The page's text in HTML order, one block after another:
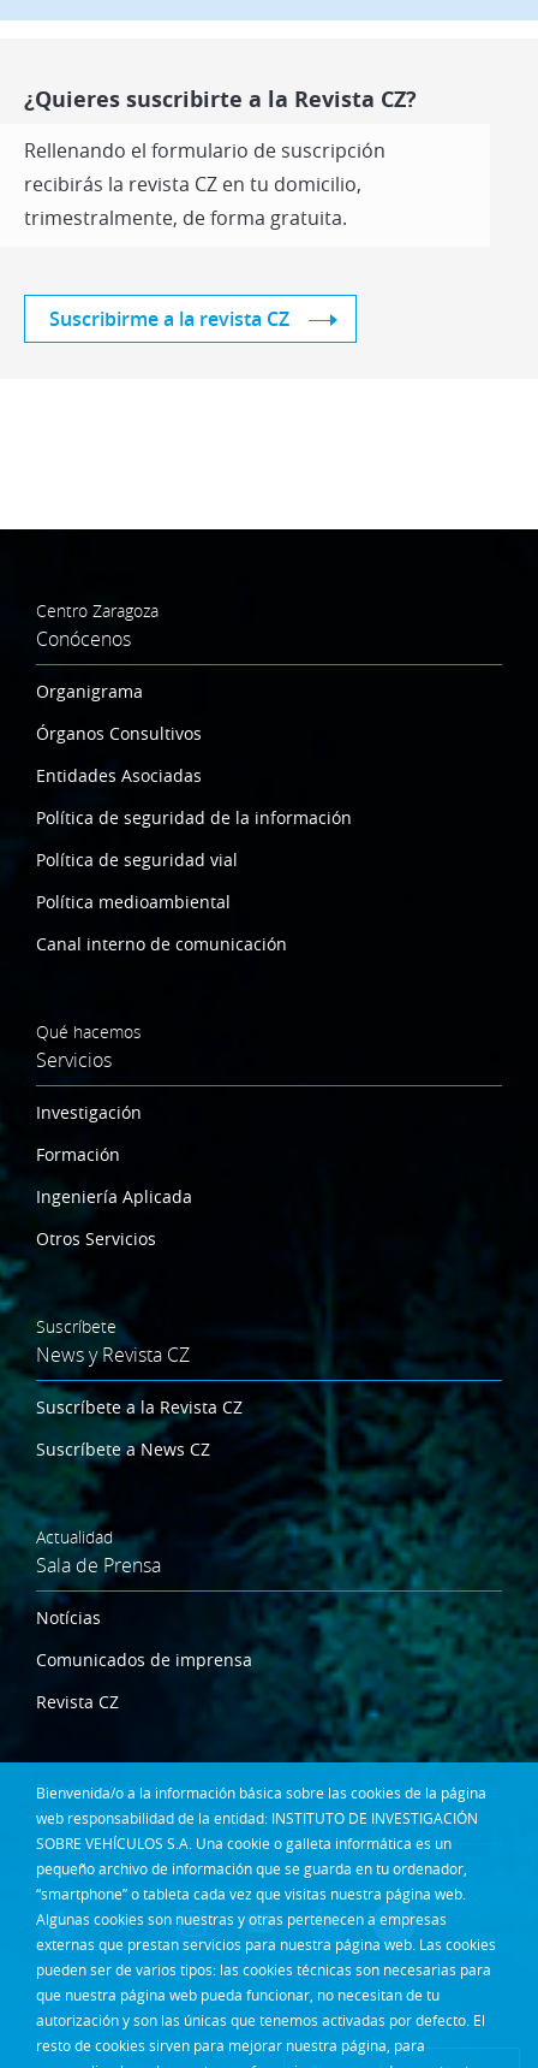
Bienvenida/o a la información básica sobre las cookies de la página
web responsabilidad de la entidad: INSTITUTO DE INVESTIGACIÓN
SOBRE VEHÍCULOS S.A. Una cookie o galleta informática es un
pequeño archivo de información que se guarda en tu ordenador,
“smartphone” o tableta cada vez que visitas nuestra página web.
Algunas cookies son nuestras y otras pertenecen a empresas
externas que prestan servicios para nuestra página web. Las cookies
pueden ser de varios tipos: las cookies técnicas son necesarias para
que nuestra página web pueda funcionar, no necesitan de tu
autorización y son las únicas que tenemos activadas por defecto. El
resto de cookies sirven para mejorar nuestra página, para
¿Quieres suscribirte a la Revista CZ?
Rellenando el formulario de suscripción
recibirás la revista CZ en tu domicilio,
trimestralmente, de forma gratuita.
Suscribirme a la revista CZ
Centro Zaragoza
Conócenos
Organigrama
Órganos Consultivos
Entidades Asociadas
Política de seguridad de la información
Política de seguridad vial
Política medioambiental
Canal interno de comunicación
Qué hacemos
Servicios
Investigación
Formación
Ingeniería Aplicada
Otros Servicios
Suscríbete
News y Revista CZ
Suscríbete a la Revista CZ
Suscríbete a News CZ
Actualidad
Sala de Prensa
Notícias
Comunicados de imprensa
Revista CZ
Dónde estamos
Contacta
Síguenos en: